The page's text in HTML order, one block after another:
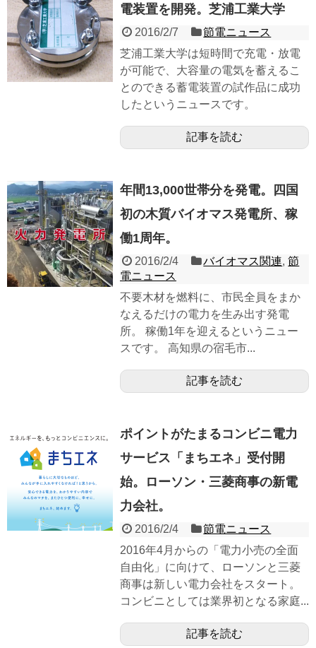
電装置を開発。芝浦工業大学
2016/2/7
節電ニュース
芝浦工業大学は短時間で充電・放電
が可能で、大容量の電気を蓄えるこ
とのできる蓄電装置の試作品に成功
したというニュースです。
記事を読む
年間13,000世帯分を発電。四国
初の木質バイオマス発電所、稼
働1周年。
2016/2/4 バイオマス関連,節
電ニュース
不要木材を燃料に、市民全員をまか
なえるだけの電力を生み出す発電
所。 稼働1年を迎えるというニュー
スです。 高知県の宿毛市...
記事を読む
ポイントがたまるコンビニ電力
サービス「まちエネ」受付開
始。ローソン・三菱商事の新電
力会社。
2016/2/4
節電ニュース
2016年4月からの「電力小売の全面
自由化」に向けて、ローソンと三菱
商事は新しい電力会社をスタート。
コンビニとしては業界初となる家庭...
記事を読む